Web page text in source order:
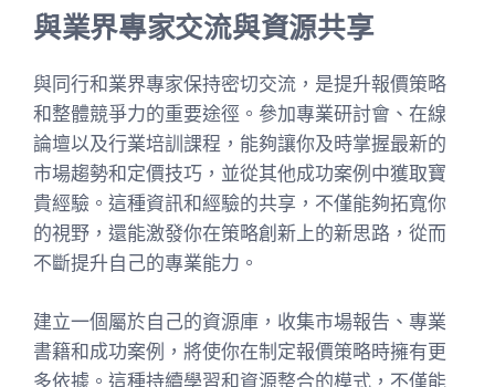
與業界專家交流與資源共享
與同行和業界專家保持密切交流，是提升報價策略
和整體競爭力的重要途徑。參加專業研討會、在線
論壇以及行業培訓課程，能夠讓你及時掌握最新的
市場趨勢和定價技巧，並從其他成功案例中獲取寶
貴經驗。這種資訊和經驗的共享，不僅能夠拓寬你
的視野，還能激發你在策略創新上的新思路，從而
不斷提升自己的專業能力。
建立一個屬於自己的資源庫，收集市場報告、專業
書籍和成功案例，將使你在制定報價策略時擁有更
多依據。這種持續學習和資源整合的模式，不僅能